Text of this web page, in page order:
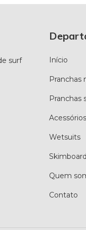
surf
Início
Pranchas
Pranchas
Acessórios
Wetsuits
Quem
Contato